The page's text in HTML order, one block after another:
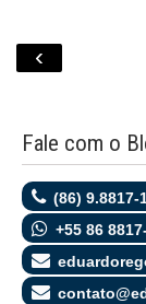
‹
Fale com o
(86) 9.8817-
+55 86